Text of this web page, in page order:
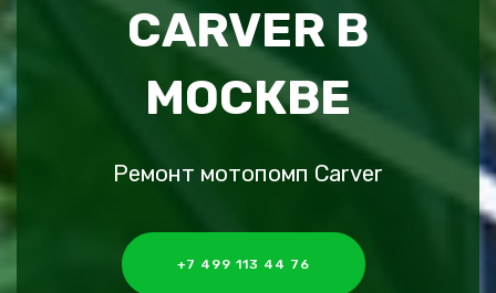
CARVER В
МОСКВЕ
Ремонт мотопомп Carver
+7 499 113 44 76